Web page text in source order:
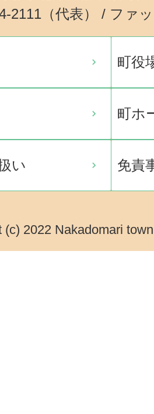
2111（代表） / ファ
町役
町ホ
い 免責
(c) 2022 Nakadomari